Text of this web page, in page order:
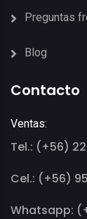
Preguntas
Blog
Contacto
Ventas:
Tel.: (+56)
Cel.: (+56)
Whatsapp: